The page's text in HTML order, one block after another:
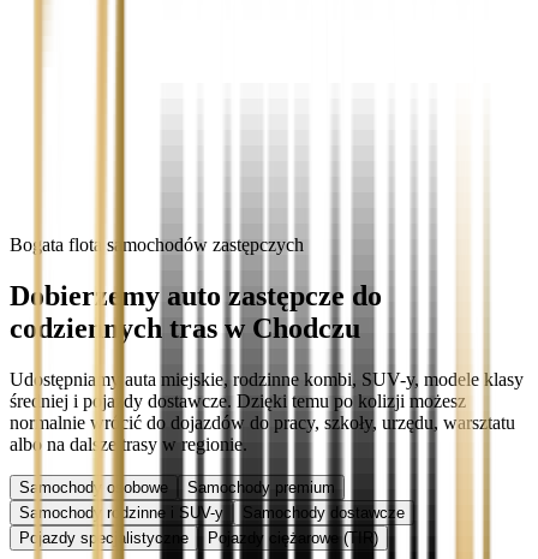
Bogata flota samochodów zastępczych
Dobierzemy auto zastępcze do
codziennych tras w Chodczu
Udostępniamy auta miejskie, rodzinne kombi, SUV-y, modele klasy
średniej i pojazdy dostawcze. Dzięki temu po kolizji możesz
normalnie wrócić do dojazdów do pracy, szkoły, urzędu, warsztatu
albo na dalsze trasy w regionie.
Samochody osobowe
Samochody premium
Samochody rodzinne i SUV-y
Samochody dostawcze
Pojazdy specjalistyczne
Pojazdy ciężarowe (TIR)